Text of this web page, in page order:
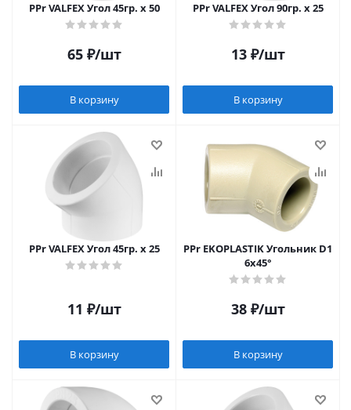
PPr VALFEX Угол 45гр. x 50
65₽/шт
В корзину
PPr VALFEX Угол 90гр. x 25
13₽/шт
В корзину
PPr VALFEX Угол 45гр. x 25
11 ₽/шт
В корзину
PPr EKOPLASTIK Угольник D1
6х45°
38₽/шт
В корзину